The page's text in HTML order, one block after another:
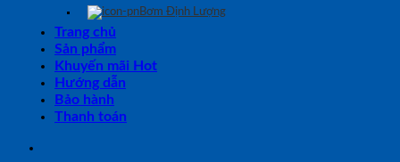
Bơm Định Lượng
Trang chủ
Sản phẩm
Khuyến mãi Hot
Hướng dẫn
Bảo hành
Thanh toán